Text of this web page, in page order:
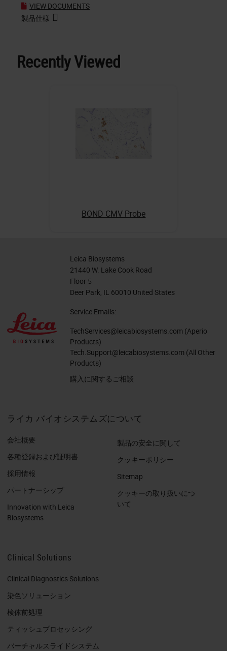
VIEW DOCUMENTS
製品仕様
Recently Viewed
BOND CMV Probe
Leica Biosystems
21440 W. Lake Cook Road
Floor 5
Deer Park, IL 60010 United States
Service Emails:
TechServices@leicabiosystems.com (Aperio
Products)
Tech.Support@leicabiosystems.com (All Other
Products)
購入に関するご相談
ライカ バイオシステムズについて
会社概要
各種登録および証明書
採用情報
パートナーシップ
Innovation with Leica
Biosystems
製品の安全に関して
クッキーポリシー
Sitemap
クッキーの取り扱いにつ
いて
Clinical Solutions
Clinical Diagnostics Solutions
染色ソリューション
検体前処理
ティッシュプロセッシング
バーチャルスライドシステム